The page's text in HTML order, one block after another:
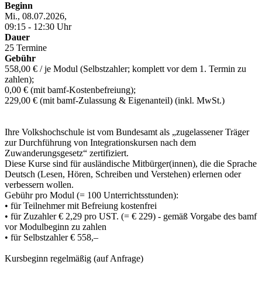
Beginn
Mi., 08.07.2026,
09:15 - 12:30 Uhr
Dauer
25 Termine
Gebühr
558,00 € / je Modul (Selbstzahler; komplett vor dem 1. Termin zu
zahlen);
0,00 € (mit bamf-Kostenbefreiung);
229,00 € (mit bamf-Zulassung & Eigenanteil) (inkl. MwSt.)
Ihre Volkshochschule ist vom Bundesamt als „zugelassener Träger
zur Durchführung von Integrationskursen nach dem
Zuwanderungsgesetz“ zertifiziert.
Diese Kurse sind für ausländische Mitbürger(innen), die die Sprache
Deutsch (Lesen, Hören, Schreiben und Verstehen) erlernen oder
verbessern wollen.
Gebühr pro Modul (= 100 Unterrichtsstunden):
• für Teilnehmer mit Befreiung kostenfrei
• für Zuzahler € 2,29 pro UST. (= € 229) - gemäß Vorgabe des bamf
vor Modulbeginn zu zahlen
• für Selbstzahler € 558,–
Kursbeginn regelmäßig (auf Anfrage)